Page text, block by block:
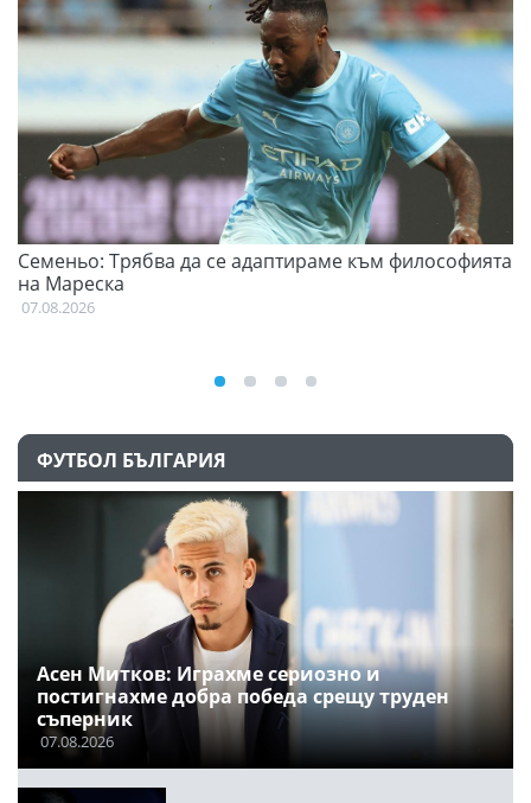
Семеньо: Трябва да се адаптираме към философията
на Мареска
07.08.2026
ФУТБОЛ БЪЛГАРИЯ
Асен Митков: Играхме сериозно и
постигнахме добра победа срещу труден
съперник
07.08.2026